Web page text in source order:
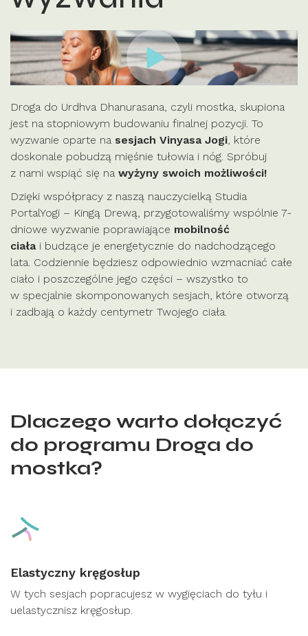
Droga do Urdhva Dhanurasana, czyli mostka, skupiona
jest na stopniowym budowaniu finalnej pozycji. To
wyzwanie oparte na sesjach Vinyasa Jogi, które
doskonale pobudzą mięśnie tułowia i nóg. Spróbuj
z nami wspiąć się na wyżyny swoich możliwości!
Dzięki współpracy z naszą nauczycielką Studia
PortalYogi – Kingą Drewą, przygotowaliśmy wspólnie 7-
dniowe wyzwanie poprawiające mobilność
ciałai budzące je energetycznie do nadchodzącego
lata. Codziennie będziesz odpowiednio wzmacniać całe
ciało i poszczególne jego części – wszystko to
w specjalnie skomponowanych sesjach, które otworzą
i zadbają o każdy centymetr Twojego ciała.
Dlaczego warto dołączyć
do programu Droga do
mostka?
Elastyczny kręgosłup
W tych sesjach popracujesz w wygięciach do tyłu i
uelastycznisz kręgosłup.